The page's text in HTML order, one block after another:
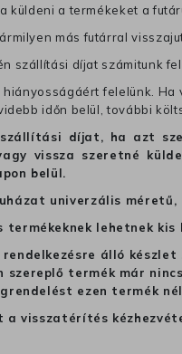
küldeni a termékeket a
más futárral
szállítási díjat számitunk
felelünk.
időn belül, további
díjat, ha azt
vissza szeretné
belül.
univerzális
termékeknek lehetnek kis
álló
szereplő termék már
ezen termék
visszatérítés